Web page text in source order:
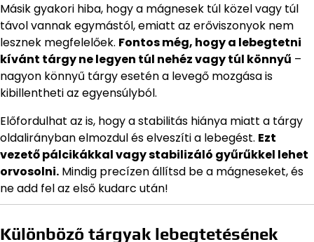
Másik gyakori hiba, hogy a mágnesek túl közel vagy túl
távol vannak egymástól, emiatt az erőviszonyok nem
lesznek megfelelőek. Fontos még, hogy a lebegtetni
kívánt tárgy ne legyen túl nehéz vagy túl könnyű –
nagyon könnyű tárgy esetén a levegő mozgása is
kibillentheti az egyensúlyból.
Előfordulhat az is, hogy a stabilitás hiánya miatt a tárgy
oldalirányban elmozdul és elveszíti a lebegést. Ezt
vezető pálcikákkal vagy stabilizáló gyűrűkkel lehet
orvosolni. Mindig precízen állítsd be a mágneseket, és
ne add fel az első kudarc után!
Különböző tárgyak lebegtetésének